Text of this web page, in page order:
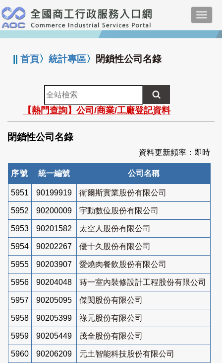
跳
到
主
要
:::
||首頁〉統計專區〉 閉鎖性公司名錄
全
站
檢
索
【熱門查詢】公司/商業/工廠登記資料
閉鎖性公司名錄
資料更新頻率：即時
序號 統一編號 公司名稱
5951 90199919 衛爾斯實業股份有限公司
5952 90200009 宇動數位股份有限公司
5953 90201582 太空人股份有限公司
5954 90202267 優十久股份有限公司
5955 90203907 愛燒肉餐飲股份有限公司
5956 90204048 蒔一室內裝修設計工程股份有限公司
5957 90205095 傑閔股份有限公司
5958 90205399 祿元股份有限公司
5959 90205449 茂全股份有限公司
5960 90206209 元土智能科技股份有限公司